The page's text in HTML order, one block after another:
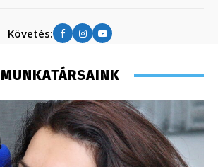
Követés:
MUNKATÁRSAINK